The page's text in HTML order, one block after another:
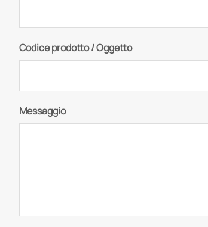
Codice prodotto / Oggetto
Messaggio